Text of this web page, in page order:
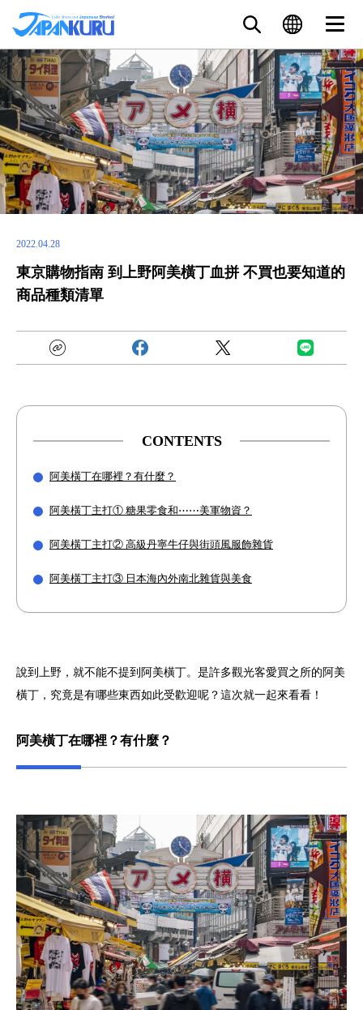
2022.04.28
東京購物指南 到上野阿美橫丁血拼 不買也要知道的
商品種類清單
CONTENTS
阿美橫丁在哪裡？有什麼？
阿美橫丁主打① 糖果零食和⋯⋯美軍物資？
阿美橫丁主打② 高級丹寧牛仔與街頭風服飾雜貨
阿美橫丁主打③ 日本海內外南北雜貨與美食
說到上野，就不能不提到阿美橫丁。是許多觀光客愛買之所的阿美
橫丁，究竟是有哪些東西如此受歡迎呢？這次就一起來看看！
阿美橫丁在哪裡？有什麼？